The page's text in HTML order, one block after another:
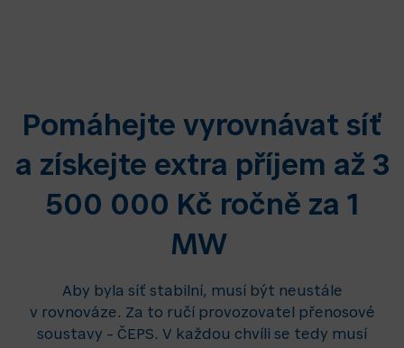
Pomáhejte vyrovnávat síť
a získejte extra příjem až 3
500 000 Kč ročně za 1
MW
Aby byla síť stabilní, musí být neustále
v rovnováze. Za to ručí provozovatel přenosové
soustavy – ČEPS. V každou chvíli se tedy musí